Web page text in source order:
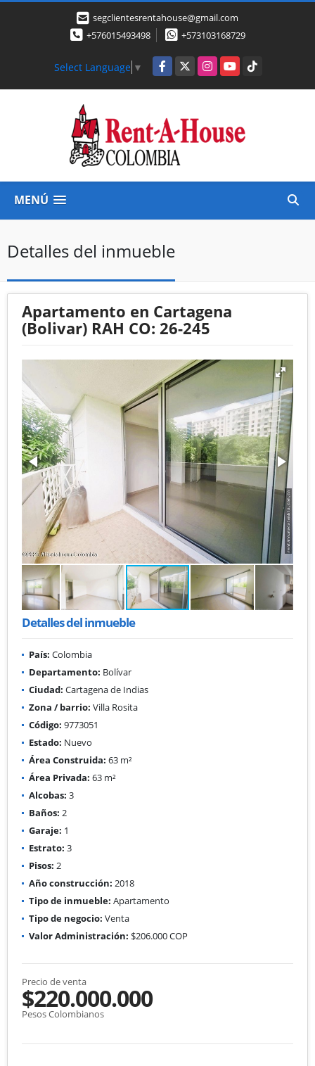
segclientesrentahouse@gmail.com
+576015493498
+573103168729
Select Language ▼ Facebook
X InstagramYouTubeTikTok
MENÚ
Detalles del inmueble
Apartamento en Cartagena
(Bolivar) RAH CO: 26-245
Detalles del inmueble
País: Colombia
Departamento: Bolívar
Ciudad: Cartagena de Indias
Zona / barrio: Villa Rosita
Código: 9773051
Estado: Nuevo
Área Construida: 63 m²
Área Privada: 63 m²
Alcobas: 3
Baños: 2
Garaje: 1
Estrato: 3
Pisos: 2
Año construcción: 2018
Tipo de inmueble: Apartamento
Tipo de negocio: Venta
Valor Administración: $206.000 COP
Precio de venta
$220.000.000
Pesos Colombianos